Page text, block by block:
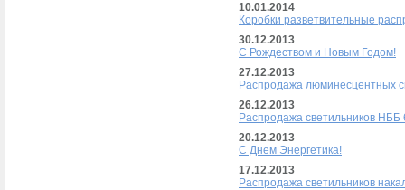
10.01.2014
Коробки разветвительные
30.12.2013
С Рождеством и Новым Годом!
27.12.2013
Распродажа люминесцентных
26.12.2013
Распродажа светильников
20.12.2013
С Днем Энергетика!
17.12.2013
Распродажа светильников